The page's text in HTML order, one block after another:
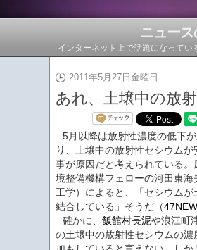
ニュー
インターネット上で話題になって
2011年5月27日金曜日
あれ、土壌中の放
5月以降は放射性濃度の低下
り、土壌中の放射性セシウム
事が原因だと考えられている。
境整備機構フェローの河田東海
工学）によると、「セシウムが
結合している」そうだ（
確かに、 飯館村長泥や浪江町
の土壌中の放射性セシウムの濃